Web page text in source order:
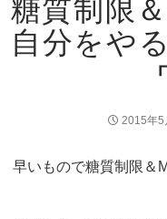
糖質制限
自分をや
2015年5
早いもので糖質制限＆